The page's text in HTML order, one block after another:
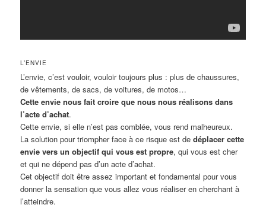
L’ENVIE
L’envie, c’est vouloir, vouloir toujours plus : plus de chaussures,
de vêtements, de sacs, de voitures, de motos…
Cette envie nous fait croire que nous nous réalisons dans
l’acte d’achat.
Cette envie, si elle n’est pas comblée, vous rend malheureux.
La solution pour triompher face à ce risque est dedéplacer cette
envie vers un objectif qui vous est propre, qui vous est cher
et qui ne dépend pas d’un acte d’achat.
Cet objectif doit être assez important et fondamental pour vous
donner la sensation que vous allez vous réaliser en cherchant à
l’atteindre.